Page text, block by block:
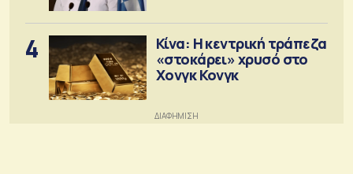
4
Κίνα: Η κεντρική τράπεζα
«στοκάρει» χρυσό στο
Χονγκ Κονγκ